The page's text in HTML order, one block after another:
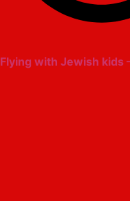
Flying with Jewish kids